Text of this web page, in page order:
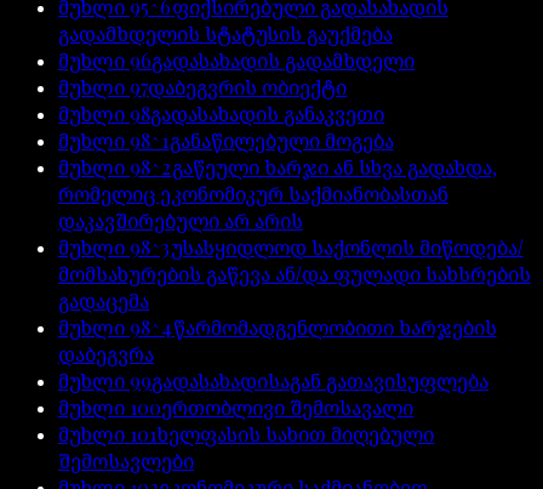
მუხლი 95^6ფიქსირებული გადასახადის
გადამხდელის სტატუსის გაუქმება
მუხლი 96გადასახადის გადამხდელი
მუხლი 97დაბეგვრის ობიექტი
მუხლი 98გადასახადის განაკვეთი
მუხლი 98^1განაწილებული მოგება
მუხლი 98^2გაწეული ხარჯი ან სხვა გადახდა,
რომელიც ეკონომიკურ საქმიანობასთან
დაკავშირებული არ არის
მუხლი 98^3უსასყიდლოდ საქონლის მიწოდება/
მომსახურების გაწევა ან/და ფულადი სახსრების
გადაცემა
მუხლი 98^4წარმომადგენლობითი ხარჯების
დაბეგვრა
მუხლი 99გადასახადისაგან გათავისუფლება
მუხლი 100ერთობლივი შემოსავალი
მუხლი 101ხელფასის სახით მიღებული
შემოსავლები